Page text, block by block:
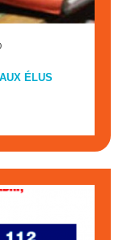
ÉLUS